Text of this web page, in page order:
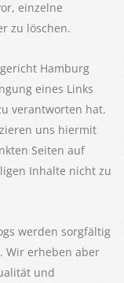
einzelne
zu löschen.
Hamburg
eines Links
verantworten hat.
uns hiermit
Seiten auf
Inhalte nicht zu
werden sorgfältig
Wir erheben aber
und